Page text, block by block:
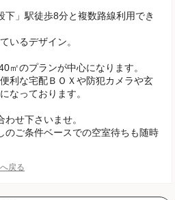
」駅徒歩8分と複数路線利用でき
いるデザイン。
㎡のプランが中心になります。
利な宅配ＢＯＸや防犯カメラや玄
なっております。
せ下さいませ。
のご条件ベースでの空室待ちも随時
戻る